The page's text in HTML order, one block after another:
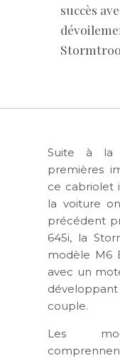
succès
Suite à la
premières
ce cabriolet
la voiture
précédent
645i, la
modèle M6
avec un
développant
couple.
Les